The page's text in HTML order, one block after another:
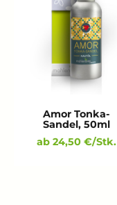
Amor Tonka-
Sandel, 50ml
ab 24,50 €/Stk.